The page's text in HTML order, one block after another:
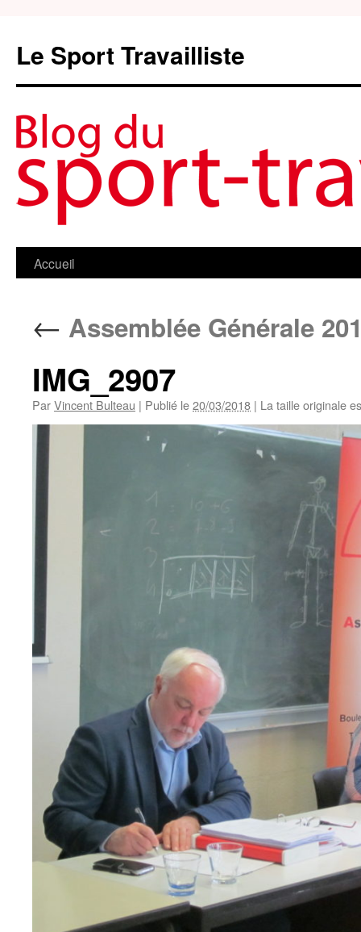
Le Sport Travailliste
Aller
contenu
Accueil
← Assemblée Générale
IMG_2907
ParVincent Bulteau | Publié le20/03/2018 | La taille originale